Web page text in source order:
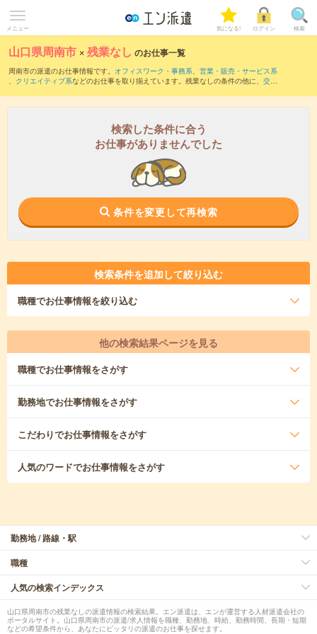
メニュー 気になる! ログイン 検索
山口県周南市 ×残業なし のお仕事一覧
周南市の派遣のお仕事情報です。 オフィスワーク・事務系、 営業・販売・サービス系
、 クリエイティブ系などのお仕事を取り揃えています。残業なしの条件の他に、 交通
検索した条件に合う
お仕事がありませんでした
条件を変更して再検索
検索条件を追加して絞り込む
職種でお仕事情報を絞り込む
他の検索結果ページを見る
職種でお仕事情報をさがす
勤務地でお仕事情報をさがす
こだわりでお仕事情報をさがす
人気のワードでお仕事情報をさがす
勤務地 / 路線・駅
職種
人気の検索インデックス
山口県周南市の残業なしの派遣情報の検索結果。エン派遣は、エンが運営する人材派遣会社の
ポータルサイト。山口県周南市の派遣/求人情報を職種、勤務地、時給、勤務時間、長期・短期
などの希望条件から、あなたにピッタリの派遣のお仕事を探せます。